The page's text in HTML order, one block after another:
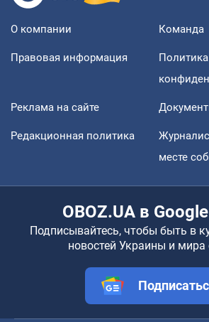
О компании Команда
Правовая информация
Политика
Реклама на сайте
Редакционная политика
месте
OBOZ.UA в
Подписывайтесь, чтобы быть в
новостей Украины и мира